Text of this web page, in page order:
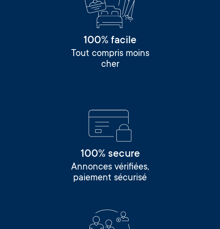
100% facile
Tout compris moins
cher
100% secure
Annonces vérifiées,
paiement sécurisé